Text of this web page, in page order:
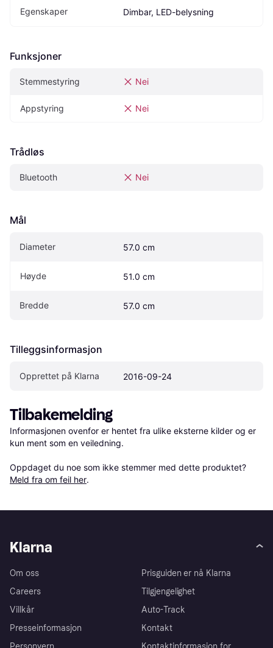
Egenskaper Dimbar, LED-belysning
Funksjoner
Stemmestyring Nei
Appstyring Nei
Trådløs
Bluetooth Nei
Mål
Diameter 57.0 cm
Høyde 51.0 cm
Bredde 57.0 cm
Tilleggsinformasjon
Opprettet på Klarna 2016-09-24
Tilbakemelding
Informasjonen ovenfor er hentet fra ulike eksterne kilder og er
kun ment som en veiledning.
Oppdaget du noe som ikke stemmer med dette produktet?
Meld fra om feil her.
Klarna
Om oss
Careers
Villkår
Presseinformasjon
Prisguiden er nå Klarna
Tilgjengelighet
Auto-Track
Kontakt